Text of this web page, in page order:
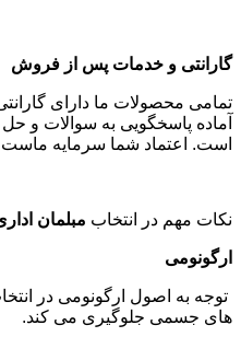
گارانتی و خدمات پس از فروش
تمامی محصولات ما دارای
آماده پاسخگویی به سوالات و
است. اعتماد شما سرمایه
نکات مهم در انتخاب مبلمان
ارگونومی
توجه به اصول ارگونومی در
های جسمی جلوگیری می کند.